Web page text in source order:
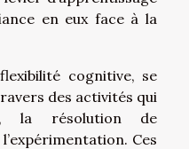
en eux face à la
cognitive, se
des activités qui
la résolution de
Ces